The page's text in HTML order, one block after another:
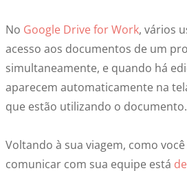
No Google Drive for Work, vários
acesso aos documentos de um
simultaneamente, e quando há
aparecem automaticamente na
que estão utilizando o documento.
Voltando à sua viagem, como
comunicar com sua equipe está